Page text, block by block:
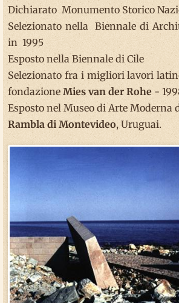
Dichiarato Monumento Storico
Selezionato nella Biennale di
in 1995
Esposto nella Biennale di Cile
Selezionato fra i migliori lavori
fondazione Mies van der Rohe-
Esposto nel Museo di Arte Moderna
Rambla di Montevideo, Uruguai.